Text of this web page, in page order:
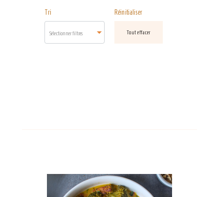
Tri
Sélectionner filtres
Réinitialiser
Tout effacer